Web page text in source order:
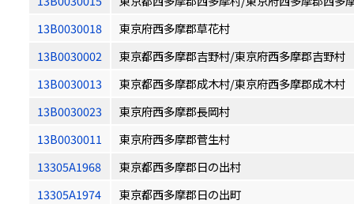
13B0030018
東京府西多摩郡草花村
13B0030002
東京都西多摩郡吉野村/東京府西多摩郡吉野村
13B0030013
東京都西多摩郡成木村/東京府西多摩郡成木村
13B0030023
東京府西多摩郡長岡村
13B0030011
東京府西多摩郡菅生村
13305A1968
東京都西多摩郡日の出村
13305A1974
東京都西多摩郡日の出町